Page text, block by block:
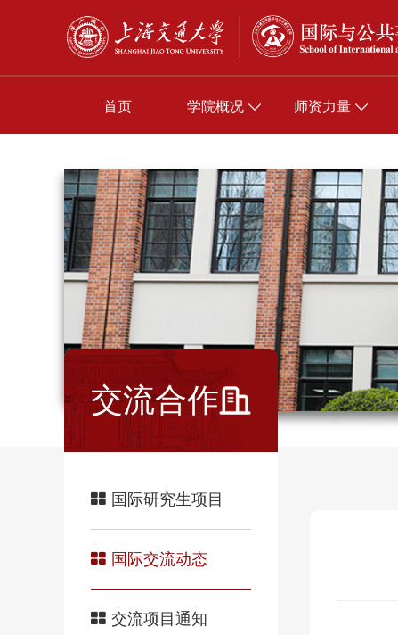
首页 学院概况 师资力量
交流合作
国际研究生项目
国际交流动态
交流项目通知